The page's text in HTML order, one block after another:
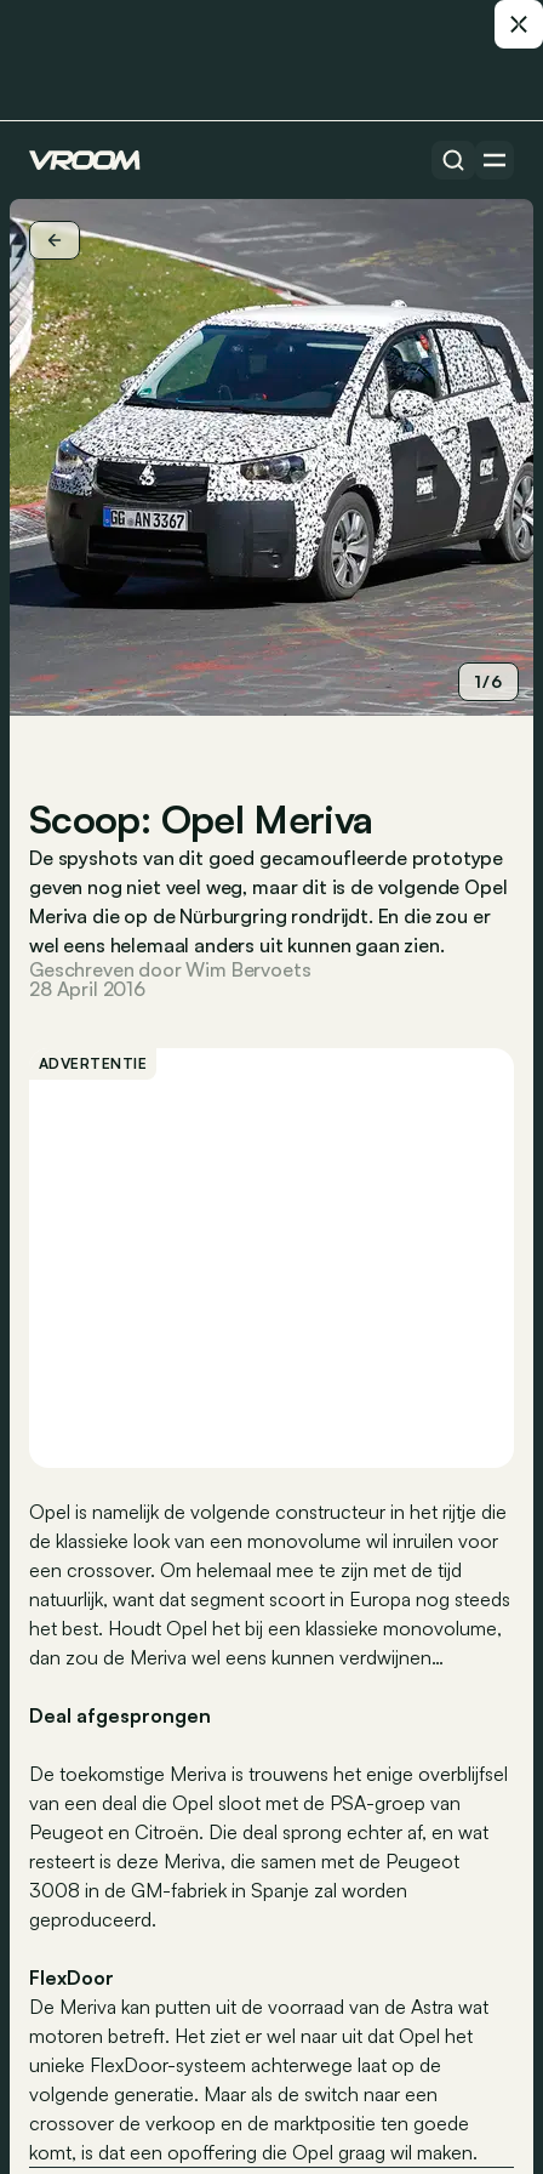
1/6
Scoop: Opel Meriva
De spyshots van dit goed gecamoufleerde prototype
geven nog niet veel weg, maar dit is de volgende Opel
Meriva die op de Nürburgring rondrijdt. En die zou er
wel eens helemaal anders uit kunnen gaan zien.
Geschreven door Wim Bervoets
28 April 2016
ADVERTENTIE
Opel is namelijk de volgende constructeur in het rijtje die
de klassieke look van een monovolume wil inruilen voor
een crossover. Om helemaal mee te zijn met de tijd
natuurlijk, want dat segment scoort in Europa nog steeds
het best. Houdt Opel het bij een klassieke monovolume,
dan zou de Meriva wel eens kunnen verdwijnen…
Deal afgesprongen
De toekomstige Meriva is trouwens het enige overblijfsel
van een deal die Opel sloot met de PSA-groep van
Peugeot en Citroën. Die deal sprong echter af, en wat
resteert is deze Meriva, die samen met de Peugeot
3008 in de GM-fabriek in Spanje zal worden
geproduceerd.
FlexDoor
De Meriva kan putten uit de voorraad van de Astra wat
motoren betreft. Het ziet er wel naar uit dat Opel het
unieke FlexDoor-systeem achterwege laat op de
volgende generatie. Maar als de switch naar een
crossover de verkoop en de marktpositie ten goede
komt, is dat een opoffering die Opel graag wil maken.